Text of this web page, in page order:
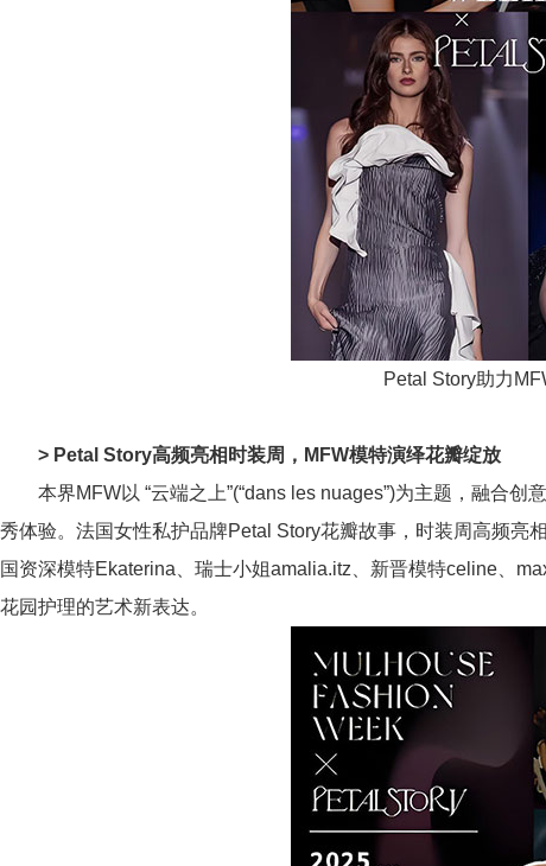
Petal Story助力
> Petal Story高频亮相时装周，MFW模特演绎花瓣绽放
本界MFW以 “云端之上”(“dans les nuages”)为主题，融合创
秀体验。法国女性私护品牌Petal Story花瓣故事，时装周高频亮
国资深模特Ekaterina、瑞士小姐amalia.itz、新晋模特celine、
花园护理的艺术新表达。